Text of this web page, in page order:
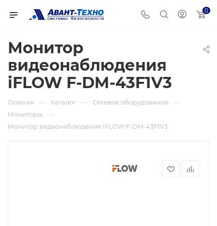
0
Монитор
видеонаблюдения
iFLOW F-DM-43F1V3
Главная — Каталог — Сетевое оборудование —
Мониторы —
Монитор видеонаблюдения iFLOW F-DM-43F1V3